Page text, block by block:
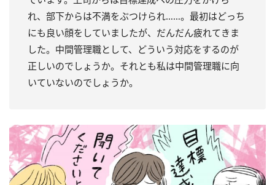
れ、部下からは不満をぶつけられ……。最初はどっち
にも良い顔をしていましたが、だんだん疲れてきま
した。中間管理職として、どういう対応をするのが
正しいのでしょうか。それとも私は中間管理職に向
いていないのでしょうか。